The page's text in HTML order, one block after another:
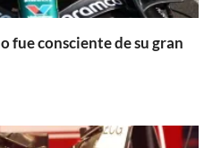
fue consciente de su gran